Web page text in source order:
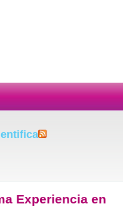
Experiencia en